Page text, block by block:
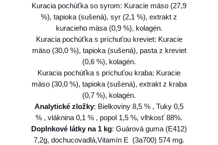
r
u
a
Kuracia pochúťka so syrom: Kuracie mäso (27,9
%), tapioka (sušená), syr (2,1 %), extrakt z
kuracieho mäsa (0,9 %), kolagén.
Kuracia pochúťka s príchuťou kreviet: Kuracie
mäso (30,0 %), tapioka (sušená), pasta z kreviet
(0,6 %), kolagén.
Kuracia pochúťka s príchuťou kraba: Kuracie
mäso (30,0 %), tapioka (sušená), extrakt z kraba
(0,7 %), kolagén.
Analytické zložky: Bielkoviny 8,5 % , Tuky 0,5
% , vláknina 0,1 % , popol 1,5 %, vlhkosť 88%.
Doplnkové látky na 1 kg: Guárová guma (E412)
7,2g, dochucovadlá,Vitamín E (3a700) 574 mg.